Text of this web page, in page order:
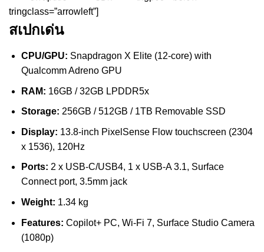
tringclass=”arrowleft”]
สเปกเด่น
CPU/GPU: Snapdragon X Elite (12-core) with
Qualcomm Adreno GPU
RAM: 16GB / 32GB LPDDR5x
Storage: 256GB / 512GB / 1TB Removable SSD
Display: 13.8-inch PixelSense Flow touchscreen (2304
x 1536), 120Hz
Ports: 2 x USB-C/USB4, 1 x USB-A 3.1, Surface
Connect port, 3.5mm jack
Weight: 1.34 kg
Features: Copilot+ PC, Wi-Fi 7, Surface Studio Camera
(1080p)